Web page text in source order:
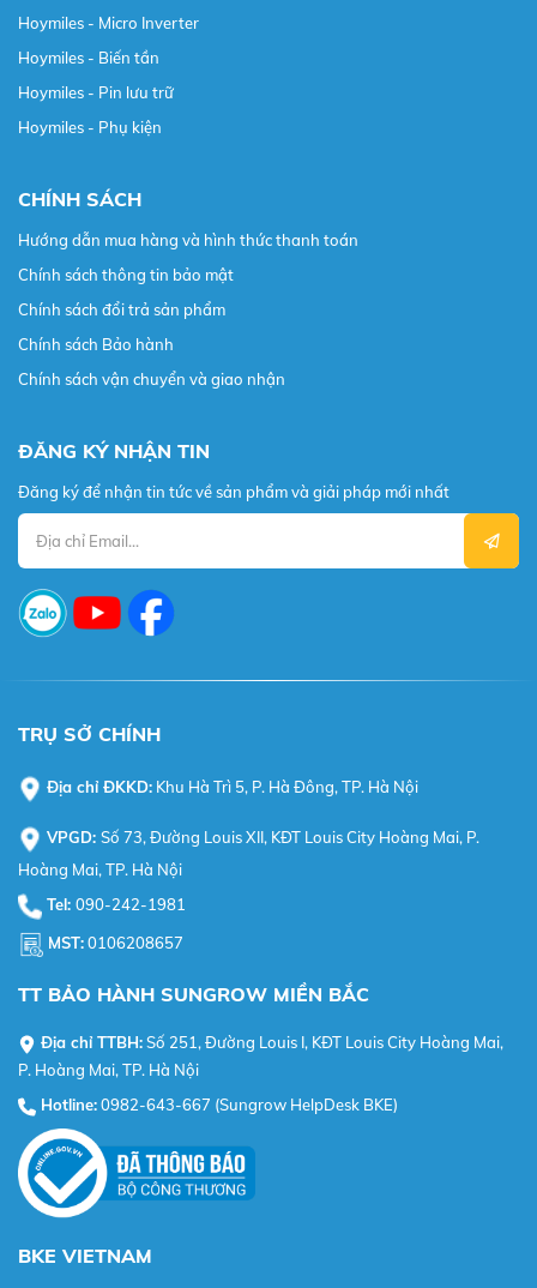
Hoymiles - Micro Inverter
Hoymiles - Biến tần
Hoymiles - Pin lưu trữ
Hoymiles - Phụ kiện
CHÍNH SÁCH
Hướng dẫn mua hàng và hình thức thanh toán
Chính sách thông tin bảo mật
Chính sách đổi trả sản phẩm
Chính sách Bảo hành
Chính sách vận chuyển và giao nhận
ĐĂNG KÝ NHẬN TIN
Đăng ký để nhận tin tức về sản phẩm và giải pháp mới nhất
TRỤ SỞ CHÍNH
Địa chỉ ĐKKD: Khu Hà Trì 5, P. Hà Đông, TP. Hà Nội
VPGD: Số 73, Đường Louis XII, KĐT Louis City Hoàng Mai, P.
Hoàng Mai, TP. Hà Nội
Tel: 090-242-1981
MST:0106208657
TT BẢO HÀNH SUNGROW MIỀN BẮC
Địa chỉ TTBH:Số 251, Đường Louis I, KĐT Louis City Hoàng Mai,
P. Hoàng Mai, TP. Hà Nội
Hotline:0982-643-667 (Sungrow HelpDesk BKE)
BKE VIETNAM